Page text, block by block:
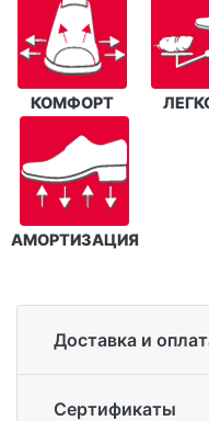
КОМФОРТ
АМОРТИЗАЦИЯ
Доставка и
Сертификаты